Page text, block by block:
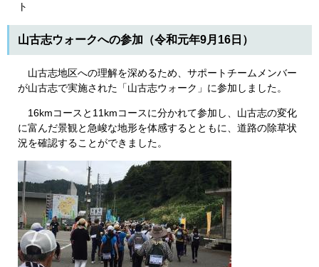
ト
山古志ウォークへの参加（令和元年9月16日）
山古志地区への理解を深めるため、サポートチームメンバー
が山古志で実施された「山古志ウォーク」に参加しました。
16kmコースと11kmコースに分かれて参加し、山古志の変化
に富んだ景観と急峻な地形を体感するとともに、道路の除草状
況を確認することができました。